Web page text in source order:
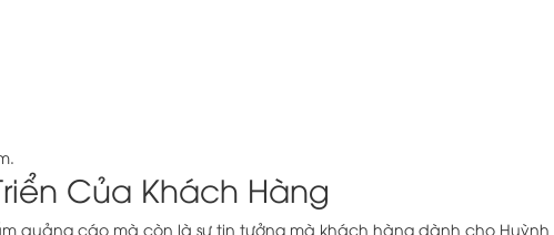
Của Khách Hàng
quảng cáo mà còn là sự tin tưởng mà khách hàng dành cho